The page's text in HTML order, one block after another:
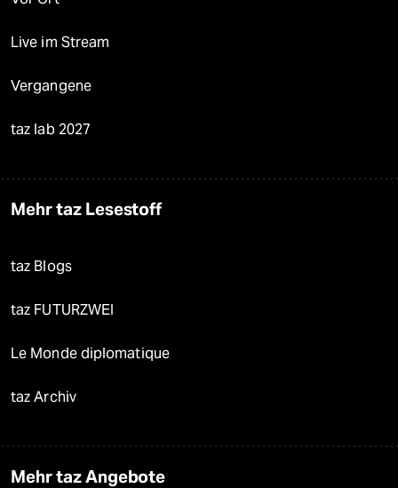
Live im Stream
Vergangene
taz lab 2027
Mehr taz Lesestoff
taz Blogs
taz FUTURZWEI
Le Monde diplomatique
taz Archiv
Mehr taz Angebote